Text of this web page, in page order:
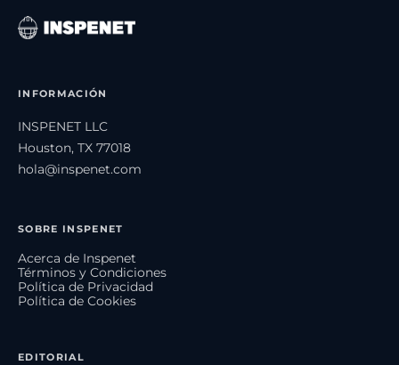
INFORMACIÓN
INSPENET LLC
Houston, TX 77018
hola@inspenet.com
SOBRE INSPENET
Acerca de Inspenet
Términos y Condiciones
Política de Privacidad
Política de Cookies
EDITORIAL